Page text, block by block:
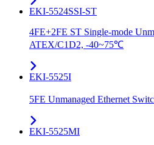
EKI-5524SSI-ST
4FE+2FE ST Single-mode
ATEX/C1D2, -40~75℃
EKI-5525I
5FE Unmanaged Ethernet
EKI-5525MI